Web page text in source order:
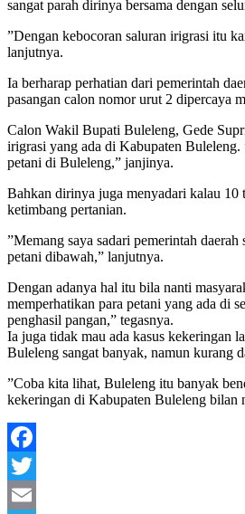
sangat parah dirinya bersama dengan
”Dengan kebocoran saluran irigrasi itu
lanjutnya.
Ia berharap perhatian dari pemerintah
pasangan calon nomor urut 2 dipercaya
Calon Wakil Bupati Buleleng, Gede
irigrasi yang ada di Kabupaten
petani di Buleleng,” janjinya.
Bahkan dirinya juga menyadari kalau 10
ketimbang pertanian.
”Memang saya sadari pemerintah
petani dibawah,” lanjutnya.
Dengan adanya hal itu bila nanti
memperhatikan para petani yang ada di
penghasil pangan,” tegasnya.
Ia juga tidak mau ada kasus kekeringan
Buleleng sangat banyak, namun kurang
”Coba kita lihat, Buleleng itu banyak
kekeringan di Kabupaten Buleleng bilan
Facebook
Twitter